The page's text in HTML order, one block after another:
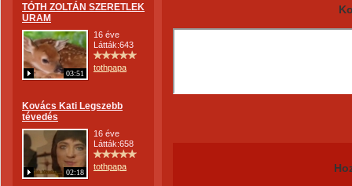
TÓTH ZOLTÁN SZERETLEK
URAM
03:51
16 éve
Látták:643
tothpapa
Kovács Kati Legszebb
tévedés
02:18
16 éve
Látták:658
tothpapa